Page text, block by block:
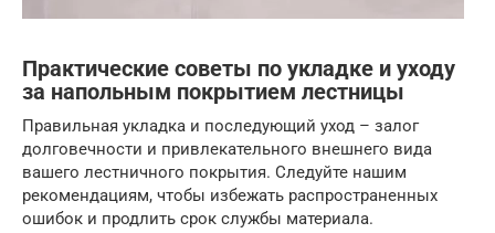
Практические советы по укладке и уходу
за напольным покрытием лестницы
Правильная укладка и последующий уход – залог
долговечности и привлекательного внешнего вида
вашего лестничного покрытия. Следуйте нашим
рекомендациям, чтобы избежать распространенных
ошибок и продлить срок службы материала.